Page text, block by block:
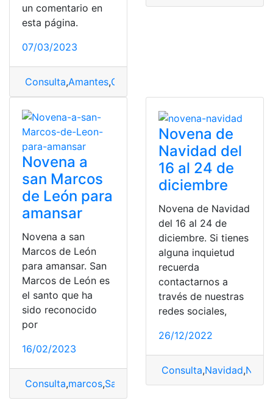
un comentario en
esta página.
07/03/2023
Consulta,Amantes,Oración
Novena a
san Marcos
de León para
amansar
Novena a san
Marcos de León
para amansar. San
Marcos de León es
el santo que ha
sido reconocido
por
16/02/2023
Consulta,marcos,San Marcos
Novena de
Navidad del
16 al 24 de
diciembre
Novena de Navidad
del 16 al 24 de
diciembre. Si tienes
alguna inquietud
recuerda
contactarnos a
través de nuestras
redes sociales,
26/12/2022
Consulta,Navidad,